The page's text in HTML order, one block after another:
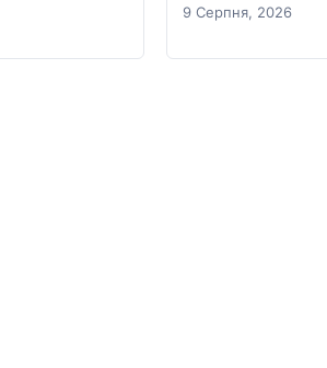
9 Серпня, 2026